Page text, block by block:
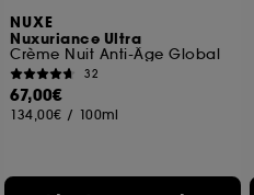
NUXE
Nuxuriance Ultra
Crème Nuit Anti-Âge Global
32
67,00€
134,00€ / 100ml